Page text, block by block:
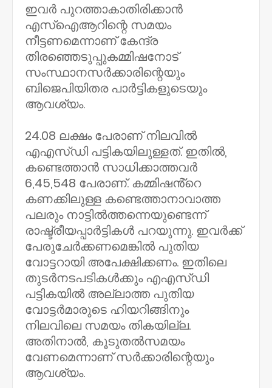
ഇവർ പുറത്താകാതിരിക്കാൻ
എസ്ഐആറിന്റെ സമയം
നീട്ടണമെന്നാണ് കേന്ദ്ര
തിരഞ്ഞെടുപ്പുകമ്മിഷനോട്
സംസ്ഥാനസർക്കാരിന്റെയും
ബിജെപിയിതര പാർട്ടികളുടെയും
ആവശ്യം.
24.08 ലക്ഷം പേരാണ് നിലവിൽ
എഎസ്‌ഡി പട്ടികയിലുള്ളത്. ഇതിൽ,
കണ്ടെത്താൻ സാധിക്കാത്തവർ
6,45,548 പേരാണ്. കമ്മിഷൻ്റെ
കണക്കിലുള്ള കണ്ടെത്താനാവാത്ത
പലരും നാട്ടിൽത്തന്നെയുണ്ടെന്ന്
രാഷ്ട്രീയപ്പാർട്ടികൾ പറയുന്നു. ഇവർക്ക്
പേരുചേർക്കണമെങ്കിൽ പുതിയ
വോട്ടറായി അപേക്ഷിക്കണം. ഇതിലെ
തുടർനടപടികൾക്കും എഎസ്ഡി
പട്ടികയിൽ അല്ലാത്ത പുതിയ
വോട്ടർമാരുടെ ഹിയറിങ്ങിനും
നിലവിലെ സമയം തികയില്ല.
അതിനാൽ, കൂടുതൽസമയം
വേണമെന്നാണ് സർക്കാരിന്റെയും
ആവശ്യം.